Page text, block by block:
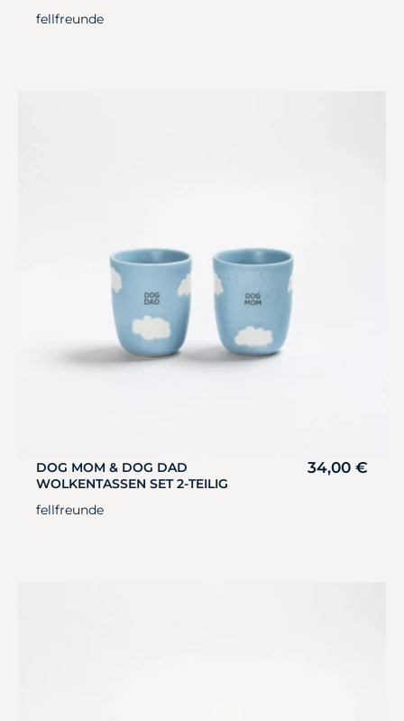
fellfreunde
DOG MOM & DOG DAD
WOLKENTASSEN SET 2-TEILIG
34,00 €
fellfreunde